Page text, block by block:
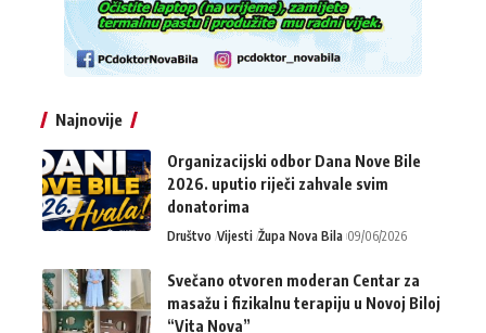
Najnovije
Organizacijski odbor Dana Nove Bile
2026. uputio riječi zahvale svim
donatorima
Društvo Vijesti Župa Nova Bila 09/06/2026
Svečano otvoren moderan Centar za
masažu i fizikalnu terapiju u Novoj Biloj
“Vita Nova”